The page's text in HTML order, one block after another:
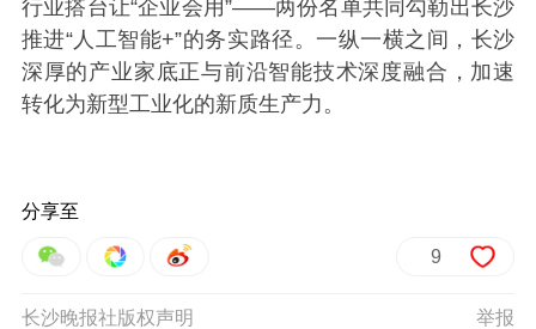
行业搭台让“企业会用”——两份名单共同勾勒出长沙
推进“人工智能+”的务实路径。一纵一横之间，长沙
深厚的产业家底正与前沿智能技术深度融合，加速
转化为新型工业化的新质生产力。
分享至
9
举报
长沙晚报社版权声明